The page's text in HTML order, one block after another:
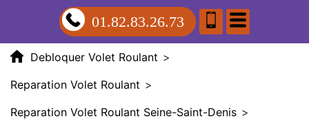
01.82.83.26.73
Debloquer Volet Roulant >
Reparation Volet Roulant >
Reparation Volet Roulant Seine-Saint-Denis >